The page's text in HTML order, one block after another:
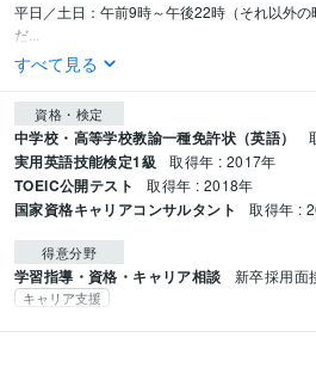
平日／土日：午前9時～午後22時（それ以外の
だ...
すべて見る
資格・検定
中学校・高等学校教諭一種免許状（英語）
実用英語技能検定1級 取得年 : 2017年
TOEIC公開テスト 取得年 : 2018年
国家資格キャリアコンサルタント 取得年 :
得意分野
学習指導・資格・キャリア相談 新卒採用面
キャリア支援